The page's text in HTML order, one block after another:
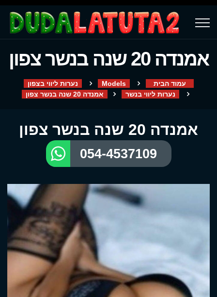
אמנדה 20 שנה בנשר צפון
עמוד הבית Models
נערות ליווי בצפון
נערות ליווי בנשר
אמנדה 20 שנה בנשר צפון
אמנדה 20 שנה בנשר צפון
054-4537109